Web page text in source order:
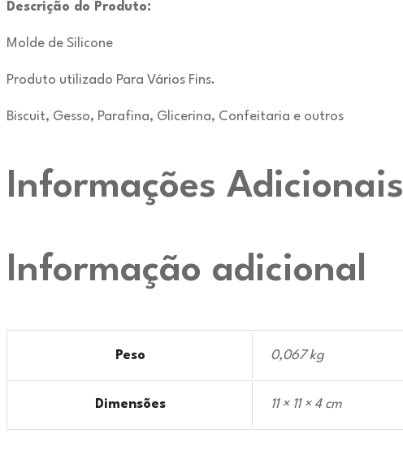
Descrição do Produto:
Molde de Silicone
Produto utilizado Para Vários Fins.
Biscuit, Gesso, Parafina, Glicerina, Confeitaria e outros
Informações Adicionais
Informação adicional
Peso 0,067 kg
Dimensões 11 × 11 × 4 cm